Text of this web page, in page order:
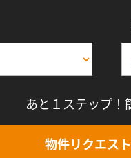
あと１ステップ！
物件リクエス